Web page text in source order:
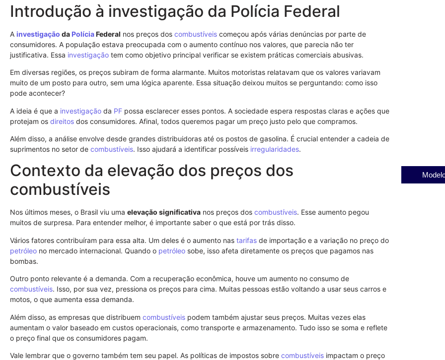
Introdução à investigação da Polícia Federal
A investigação da PolíciaFederal nos preços dos combustíveis começou após várias denúncias por parte de
consumidores. A população estava preocupada com o aumento contínuo nos valores, que parecia não ter
justificativa. Essa investigação tem como objetivo principal verificar se existem práticas comerciais abusivas.
Em diversas regiões, os preços subiram de forma alarmante. Muitos motoristas relatavam que os valores variavam
muito de um posto para outro, sem uma lógica aparente. Essa situação deixou muitos se perguntando: como isso
pode acontecer?
A ideia é que a investigação da PF possa esclarecer esses pontos. A sociedade espera respostas claras e ações que
protejam os direitos dos consumidores. Afinal, todos queremos pagar um preço justo pelo que compramos.
Além disso, a análise envolve desde grandes distribuidoras até os postos de gasolina. É crucial entender a cadeia de
suprimentos no setor de combustíveis. Isso ajudará a identificar possíveis irregularidades.
Contexto da elevação dos preços dos
combustíveis
Nos últimos meses, o Brasil viu uma elevação significativa nos preços dos combustíveis. Esse aumento pegou
muitos de surpresa. Para entender melhor, é importante saber o que está por trás disso.
Vários fatores contribuíram para essa alta. Um deles é o aumento nas tarifas de importação e a variação no preço do
petróleo no mercado internacional. Quando o petróleo sobe, isso afeta diretamente os preços que pagamos nas
bombas.
Outro ponto relevante é a demanda. Com a recuperação econômica, houve um aumento no consumo de
combustíveis. Isso, por sua vez, pressiona os preços para cima. Muitas pessoas estão voltando a usar seus carros e
motos, o que aumenta essa demanda.
Além disso, as empresas que distribuem combustíveis podem também ajustar seus preços. Muitas vezes elas
aumentam o valor baseado em custos operacionais, como transporte e armazenamento. Tudo isso se soma e reflete
o preço final que os consumidores pagam.
Vale lembrar que o governo também tem seu papel. As políticas de impostos sobre combustíveis impactam o preço